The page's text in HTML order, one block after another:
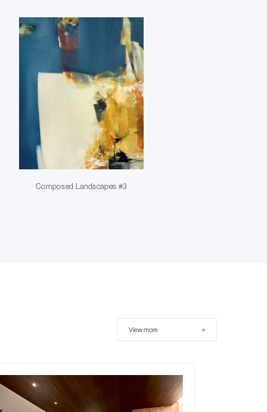
Composed Landscapes #3
View more